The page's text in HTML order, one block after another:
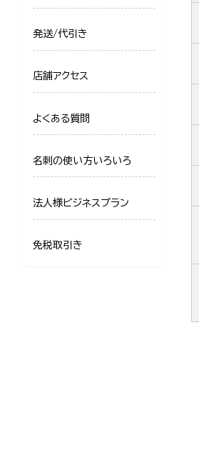
発送/代引き
店舗アクセス
よくある質問
名刺の使い方いろいろ
法人様ビジネスプラン
免税取引き